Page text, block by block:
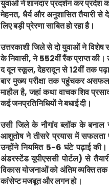
युवाओं ने शानदार प्रदर्शन कर प्रदेश
मेहनत, धैर्य और अनुशासित तैयारी से
लिए बड़ी प्रेरणा साबित हो रहा है।
उत्तरकाशी जिले से दो युवाओं ने विशेष
के निवासी, ने 552वीं रैंक प्राप्त
द दून स्कूल, देहरादून से 12वीं तक
बार मुख्य परीक्षा तक पहुंचकर
माहौल है, जहां कथा वाचक शिव
कई जनप्रतिनिधियों ने बधाई दी।
उसी जिले के नौगांव ब्लॉक के बनाल
आशुतोष ने तीसरे प्रयास में सफलता
उन्होंने नियमित 5-6 घंटे पढ़ाई की।
अंडरस्टेंड यूपीएससी पोर्टल) से
विकास योजनाओं को अंतिम व्यक्ति
कांसेप्ट मजबूत और लगन हो।